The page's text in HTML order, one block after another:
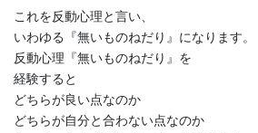
これを反動心理と言い、
いわゆる『無いものねだり』になります。
反動心理『無いものねだり』を
経験すると
どちらが良い点なのか
どちらが自分と合わない点なのか